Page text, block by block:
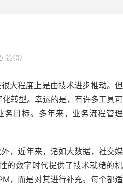
赞(0)
大程度上是由技术进步推动。但
转型。幸运的是，有许多工具可
务目标。多年来，业务流程管理
，近年来，诸如大数据，社交媒
的数字时代提供了技术就绪的机
，而是对其进行补充。每个都适